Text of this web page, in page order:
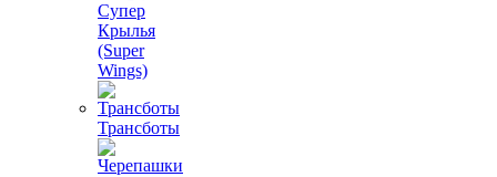
Супер
Крылья
(Super
Wings)
Трансботы